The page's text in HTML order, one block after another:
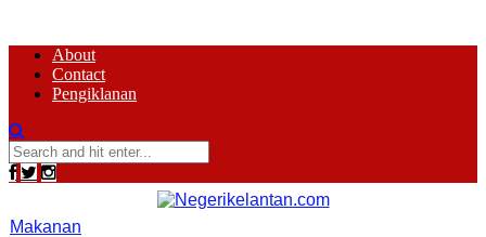
About
Contact
Pengiklanan
Makanan